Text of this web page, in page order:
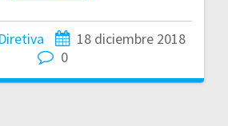
18 diciembre 2018
0